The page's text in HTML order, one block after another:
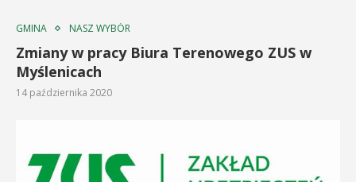
GMINA NASZ WYBÓR
Zmiany w pracy Biura Terenowego ZUS w
Myślenicach
14 października 2020